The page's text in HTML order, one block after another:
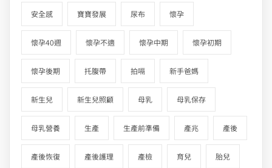
安全感 寶寶發展 尿布 懷孕
懷孕40週 懷孕不適 懷孕中期 懷孕初期
懷孕後期 托腹帶 拍嗝 新手爸媽
新生兒 新生兒照顧 母乳 母乳保存
母乳營養 生產 生產前準備 產兆 產後
產後恢復 產後護理 產檢 育兒 胎兒